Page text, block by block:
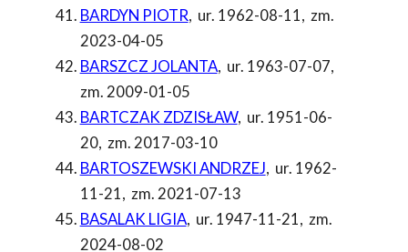
BARDYN PIOTR, ur. 1962-08-11, zm.
2023-04-05
BARSZCZ JOLANTA, ur. 1963-07-07,
zm. 2009-01-05
BARTCZAK ZDZISŁAW, ur. 1951-06-
20, zm. 2017-03-10
BARTOSZEWSKI ANDRZEJ, ur. 1962-
11-21, zm. 2021-07-13
BASALAK LIGIA, ur. 1947-11-21, zm.
2024-08-02